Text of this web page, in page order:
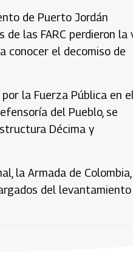
de Puerto Jordán
las FARC perdieron la
conocer el decomiso de
la Fuerza Pública en
del Pueblo, se
Décima y
la Armada de
del levantamiento